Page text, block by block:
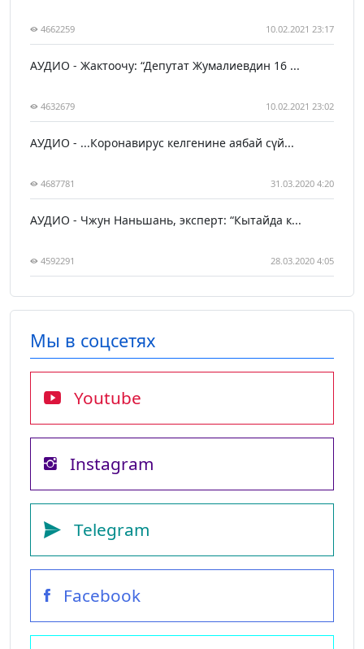
4662259 10.02.2021 23:17
АУДИО - Жактоочу: “Депутат Жумалиевдин 16 ...
4632679 10.02.2021 23:02
АУДИО - ...Коронавирус келгенине аябай сүй...
4687781 31.03.2020 4:20
АУДИО - Чжун Наньшань, эксперт: “Кытайда к...
4592291 28.03.2020 4:05
Мы в соцсетях
Youtube
Instagram
Telegram
Facebook